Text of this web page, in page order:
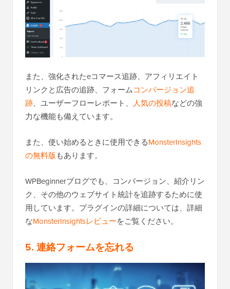
また、強化されたeコマース追跡、アフィリエイト
リンクと広告の追跡、フォームコンバージョン追
跡、ユーザーフローレポート、 人気の投稿などの強
力な機能も備えています。
また、使い始めるときに使用できるMonsterInsights
の無料版もあります。
WPBeginnerブログでも、コンバージョン、紹介リン
ク、その他のウェブサイト統計を追跡するために使
用しています。プラグインの詳細については、詳細
なMonsterInsightsレビューをご覧ください。
5. 連絡フォームを忘れる